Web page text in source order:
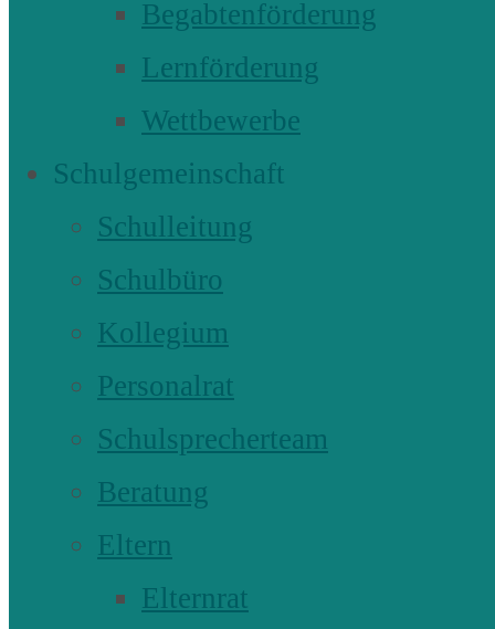
Begabtenförderung
Lernförderung
Wettbewerbe
Schulgemeinschaft
Schulleitung
Schulbüro
Kollegium
Personalrat
Schulsprecherteam
Beratung
Eltern
Elternrat